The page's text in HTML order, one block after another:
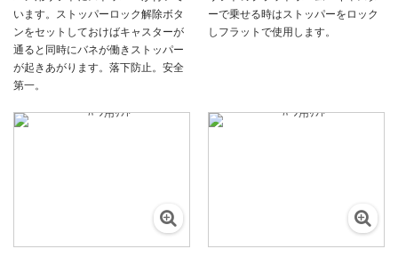
います。ストッパーロック解除ボタ
ンをセットしておけばキャスターが
通ると同時にバネが働きストッパー
が起きあがります。落下防止。安全
第一。
ーで乗せる時はストッパーをロック
しフラットで使用します。